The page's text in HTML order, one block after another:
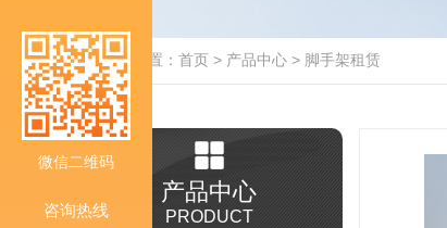
当前位置： 首页 > 产品中心 > 脚手架租赁
产品中心
PRODUCT
微信二维码
咨询热线